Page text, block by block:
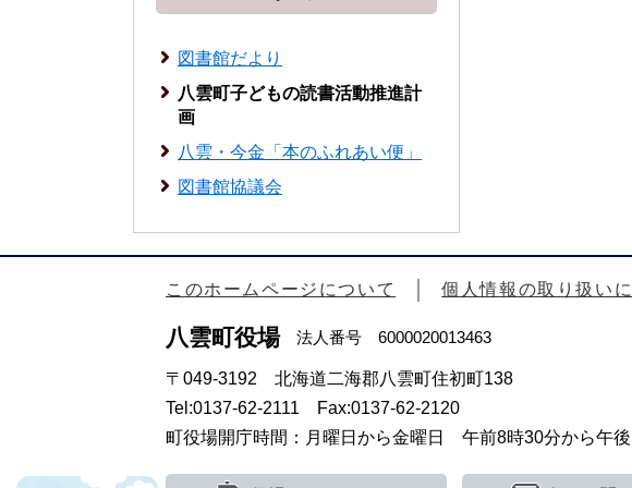
図書館だより
八雲町子どもの読書活動推進計
画
八雲・今金「本のふれあい便」
図書館協議会
このホームページについて 個人情報の取り扱い
八雲町役場法人番号 6000020013463
〒049-3192 北海道二海郡八雲町住初町138
Tel:0137-62-2111 Fax:0137-62-2120
町役場開庁時間：月曜日から金曜日 午前8時30分から午